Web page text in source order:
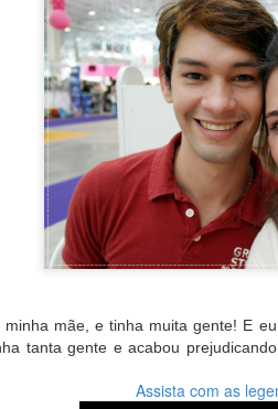
minha mãe, e tinha muita gente! E
tanta gente e acabou
Assista com as